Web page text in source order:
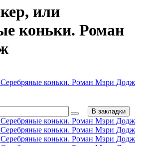
или
коньки. Роман
В закладки